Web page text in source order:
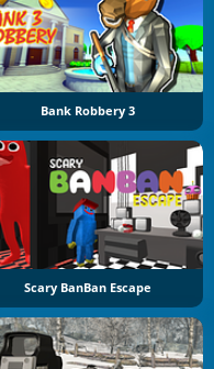
Bank Robbery 3
Scary BanBan Escape